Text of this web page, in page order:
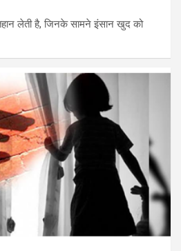
लेती है, जिनके सामने इंसान खुद को